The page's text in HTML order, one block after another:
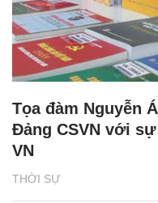
THỜI SỰ
Tọa đàm Nguyễn
Đảng CSVN với
VN